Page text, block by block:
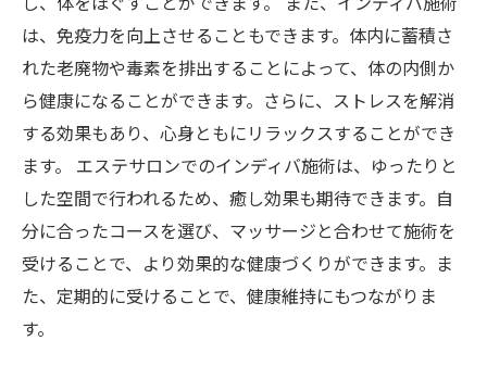
は、免疫力を向上させることもできます。体内に蓄積さ
れた老廃物や毒素を排出することによって、体の内側か
ら健康になることができます。さらに、ストレスを解消
する効果もあり、心身ともにリラックスすることができ
ます。 エステサロンでのインディバ施術は、ゆったりと
した空間で行われるため、癒し効果も期待できます。自
分に合ったコースを選び、マッサージと合わせて施術を
受けることで、より効果的な健康づくりができます。ま
た、定期的に受けることで、健康維持にもつながりま
す。